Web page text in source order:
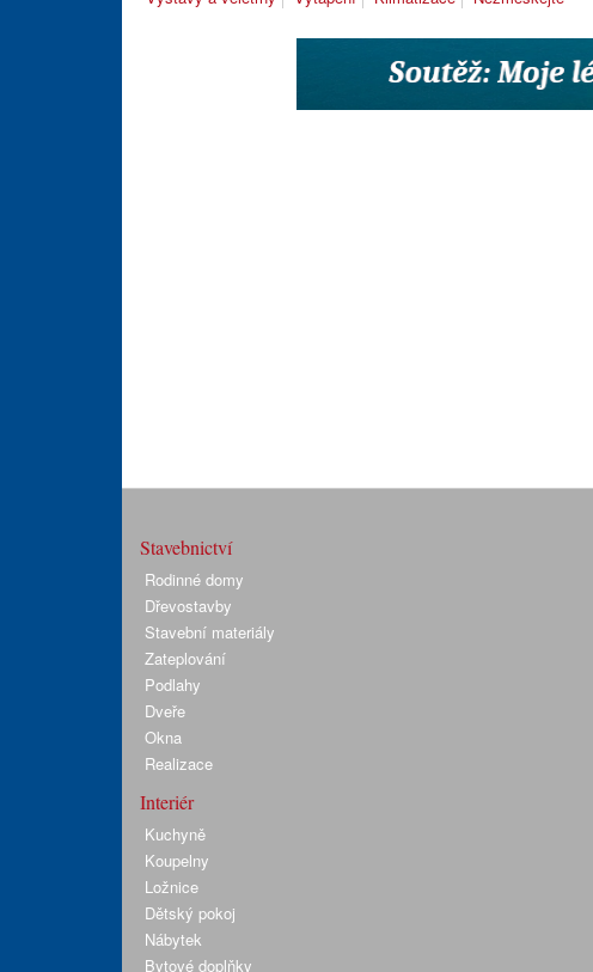
Stavebnictví
Rodinné domy
Dřevostavby
Stavební materiály
Zateplování
Podlahy
Dveře
Okna
Realizace
Interiér
Kuchyně
Koupelny
Ložnice
Dětský pokoj
Nábytek
Bytové doplňky